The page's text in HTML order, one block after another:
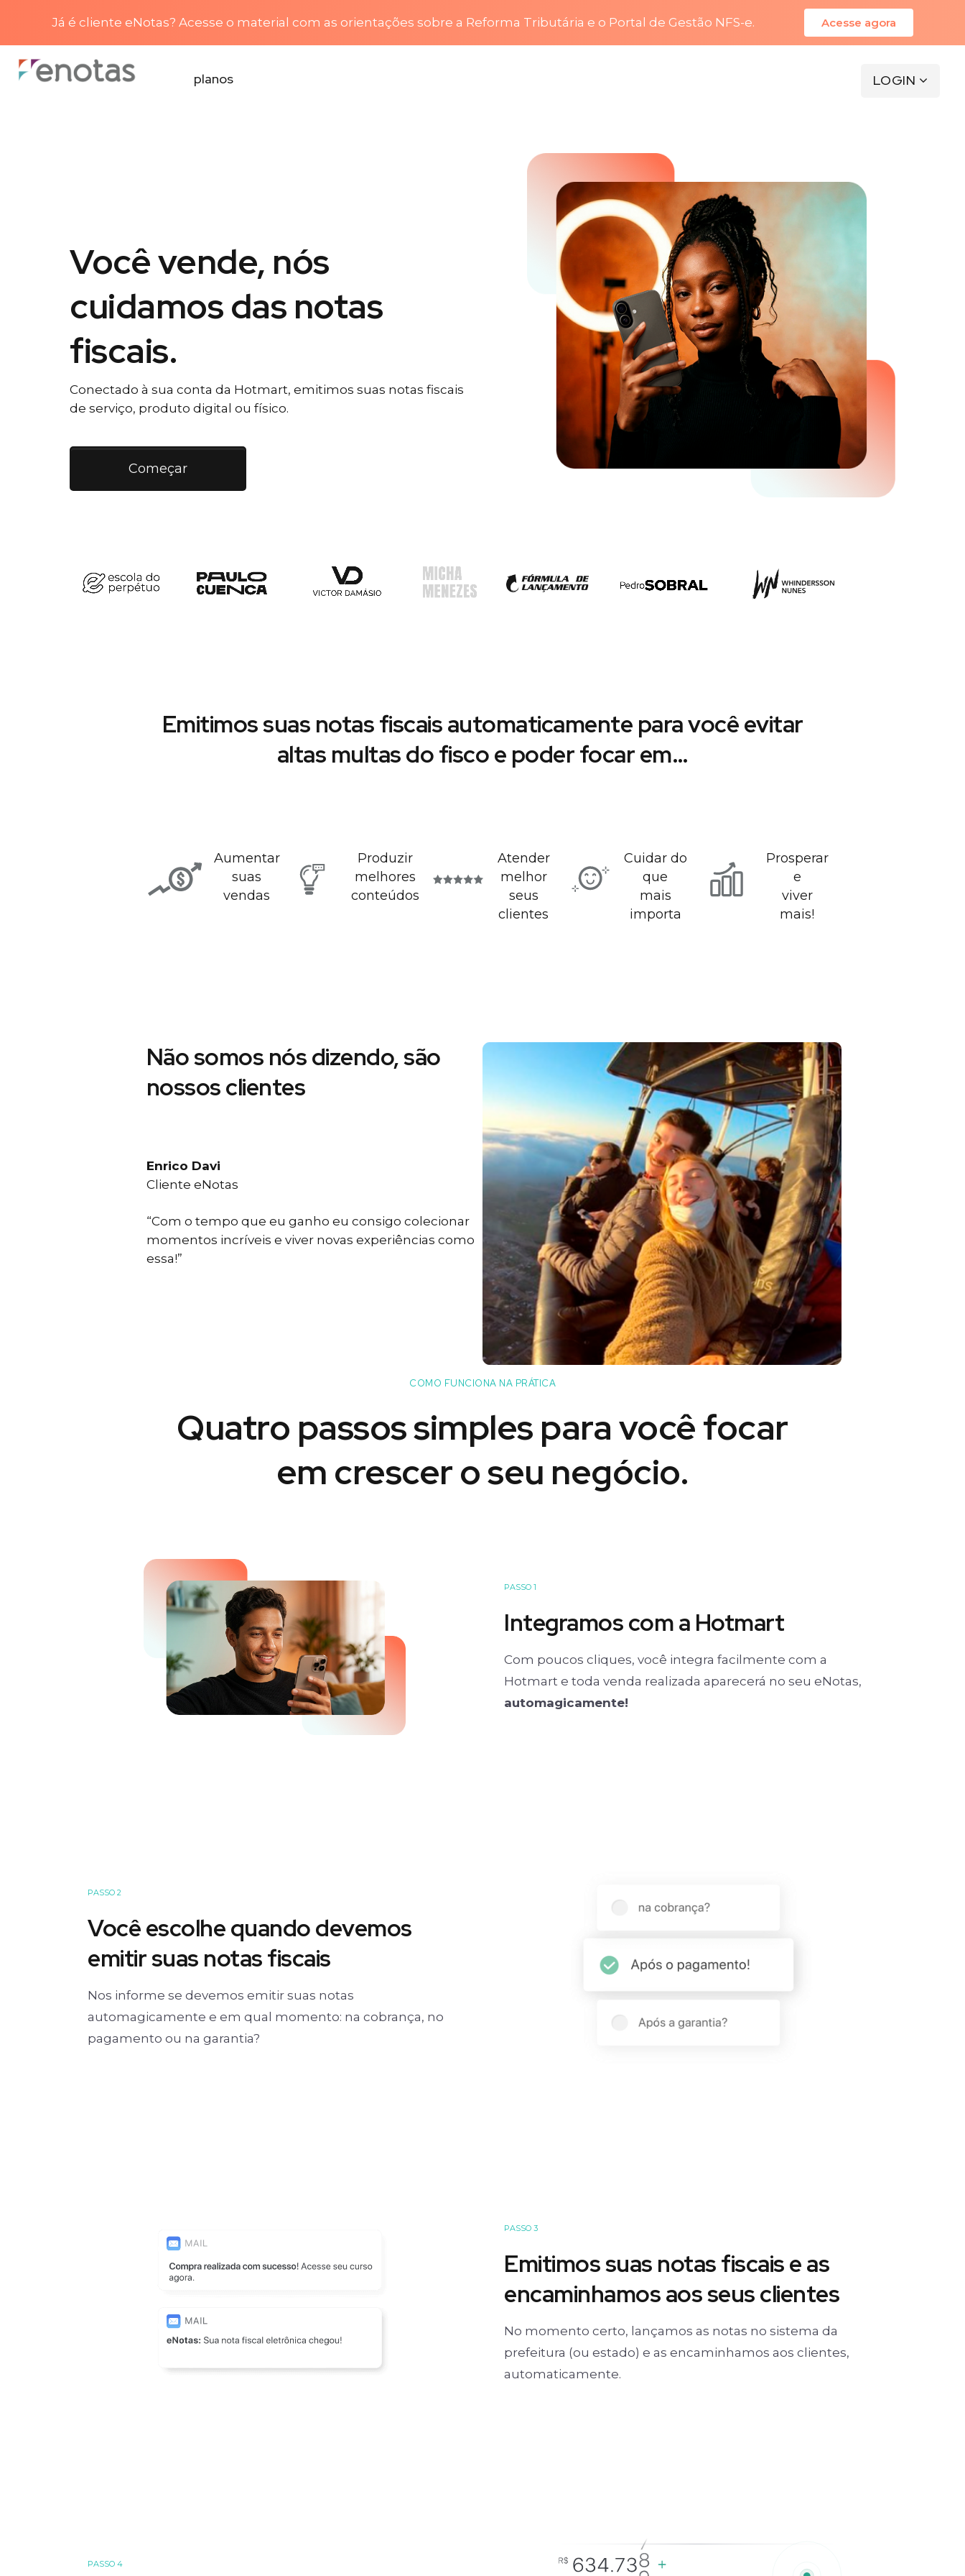
Já é cliente eNotas? Acesse o material com as orientações sobre a Reforma Tributária e o Portal de Gestão NFS-e. Acesse agora
planos LOGIN
Você vende, nós
cuidamos das notas
fiscais.
Conectado à sua conta da Hotmart, emitimos suas notas fiscais
de serviço, produto digital ou físico.
Começar
Emitimos suas notas fiscais automaticamente para você evitar
altas multas do fisco e poder focar em…
Aumentar
suas
vendas
Produzir
melhores
conteúdos
Atender
melhor
seus
clientes
Cuidar do
que
mais
importa
Prosperar
e
viver
mais!
Não somos nós dizendo, são
nossos clientes
Enrico Davi
Cliente eNotas
“Com o tempo que eu ganho eu consigo colecionar
momentos incríveis e viver novas experiências como
essa!”
COMO FUNCIONA NA PRÁTICA
Quatro passos simples para vocêfocar
em crescer o seu negócio.
PASSO 1
Integramos com a Hotmart
Com poucos cliques, você integra facilmente com a
Hotmart e toda venda realizada aparecerá no seu eNotas,
automagicamente!
PASSO 2
Você escolhe quando devemos
emitir suas notas fiscais
Nos informe se devemos emitir suas notas
automagicamente e em qual momento: na cobrança, no
pagamento ou na garantia?
PASSO 3
Emitimos suas notas fiscais e as
encaminhamos aos seus clientes
No momento certo, lançamos as notas no sistema da
prefeitura (ou estado) e as encaminhamos aos clientes,
automaticamente.
PASSO 4